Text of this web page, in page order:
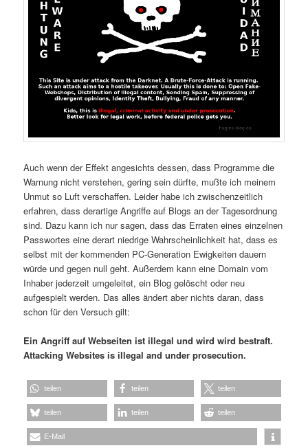
Auch wenn der Effekt angesichts dessen, dass Programme die
Warnung nicht verstehen, gering sein dürfte, mußte ich meinem
Unmut so Luft verschaffen. Leider habe ich zwischenzeitlich
erfahren, dass derartige Angriffe auf Blogs an der Tagesordnung
sind. Dazu kann ich nur sagen, dass das Erraten eines einzelnen
Passwortes eine derart niedrige Wahrscheinlichkeit hat, dass es
selbst mit der kommenden PC-Generation Ewigkeiten dauern
würde und gegen null geht. Außerdem kann eine Domain vom
Inhaber jederzeit umgeleitet, ein Blog gelöscht oder neu
aufgespielt werden. Das alles ändert aber nichts daran, dass
schon für den Versuch gilt:
Ein Angriff auf Webseiten ist illegal und wird wird bestraft.
Attacking Websites is illegal and under prosecution.
teilen teilen teilen
teilen teilen teilen
E-Mail